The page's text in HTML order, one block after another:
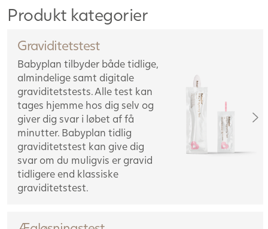
Produkt kategorier
Graviditetstest
Babyplan tilbyder både tidlige,
almindelige samt digitale
graviditetstests. Alle test kan
tages hjemme hos dig selv og
giver dig svar i løbet af få
minutter. Babyplan tidlig
graviditetstest kan give dig
svar om du muligvis er gravid
tidligere end klassiske
graviditetstest.